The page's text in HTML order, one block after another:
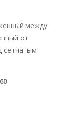
между
от
сетчатым